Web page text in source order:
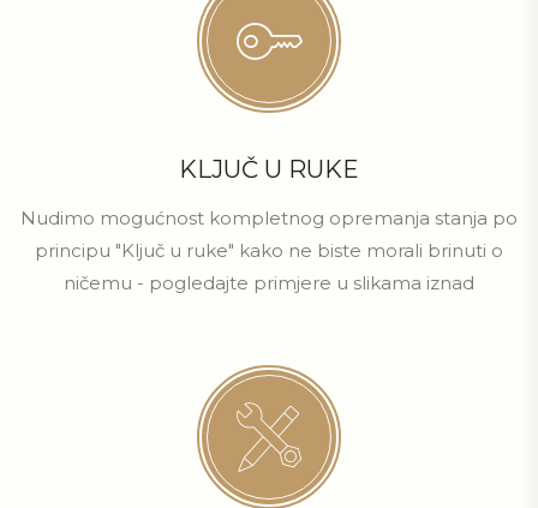
KLJUČ U RUKE
Nudimo mogućnost kompletnog opremanja stanja po
principu "Ključ u ruke" kako ne biste morali brinuti o
ničemu - pogledajte primjere u slikama iznad